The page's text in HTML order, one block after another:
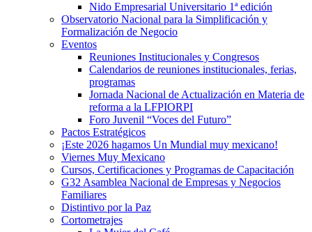
Nido Empresarial Universitario 1ª edición
Observatorio Nacional para la Simplificación y
Formalización de Negocio
Eventos
Reuniones Institucionales y Congresos
Calendarios de reuniones institucionales, ferias,
programas
Jornada Nacional de Actualización en Materia de
reforma a la LFPIORPI
Foro Juvenil “Voces del Futuro”
Pactos Estratégicos
¡Este 2026 hagamos Un Mundial muy mexicano!
Viernes Muy Mexicano
Cursos, Certificaciones y Programas de Capacitación
G32 Asamblea Nacional de Empresas y Negocios
Familiares
Distintivo por la Paz
Cortometrajes